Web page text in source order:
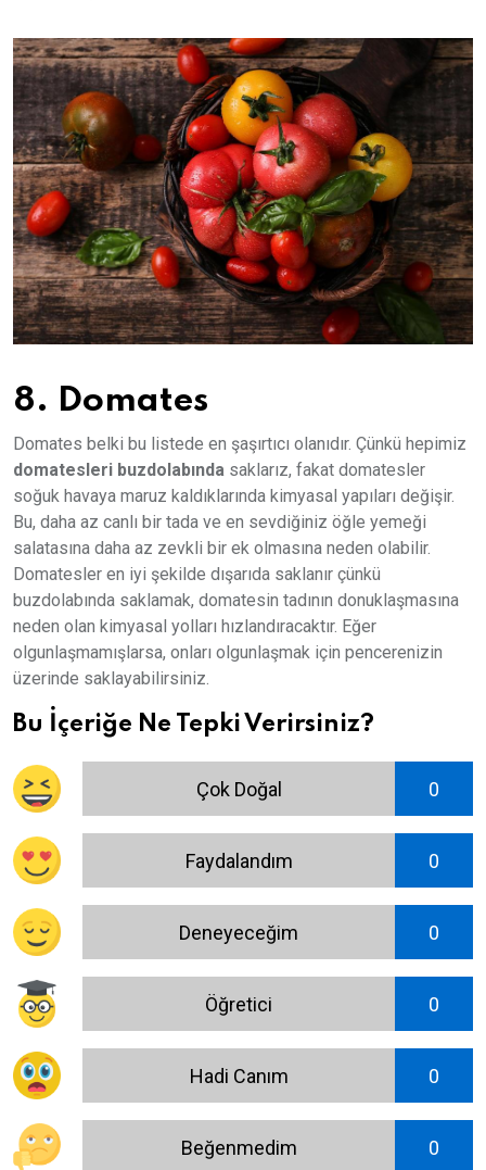
8. Domates
Domates belki bu listede en şaşırtıcı olanıdır. Çünkü hepimiz
domatesleri buzdolabında saklarız, fakat domatesler
soğuk havaya maruz kaldıklarında kimyasal yapıları değişir.
Bu, daha az canlı bir tada ve en sevdiğiniz öğle yemeği
salatasına daha az zevkli bir ek olmasına neden olabilir.
Domatesler en iyi şekilde dışarıda saklanır çünkü
buzdolabında saklamak, domatesin tadının donuklaşmasına
neden olan kimyasal yolları hızlandıracaktır. Eğer
olgunlaşmamışlarsa, onları olgunlaşmak için pencerenizin
üzerinde saklayabilirsiniz.
Bu İçeriğe Ne Tepki Verirsiniz?
Çok Doğal 0
Faydalandım 0
Deneyeceğim 0
Öğretici 0
Hadi Canım 0
Beğenmedim 0